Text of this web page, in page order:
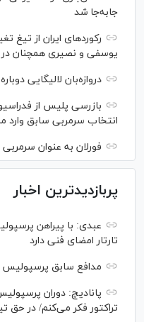
جابه‌جا شد
رکورد‌های ایران از تیغ
یوسفی و نصیری همچنان
دروازه‌بان لالیگایی
بازرسی پلیس از
انتخاب سرمربی سابق وارد
فورلان به عنوان
پربازدیدترین اخبار
عبدی: با پیراهن
تارتار امضای فنی دارد
مدافع سابق پرسپولیس
پانادیچ: دوران
تراکتور فکر می‌کنم/ در حق